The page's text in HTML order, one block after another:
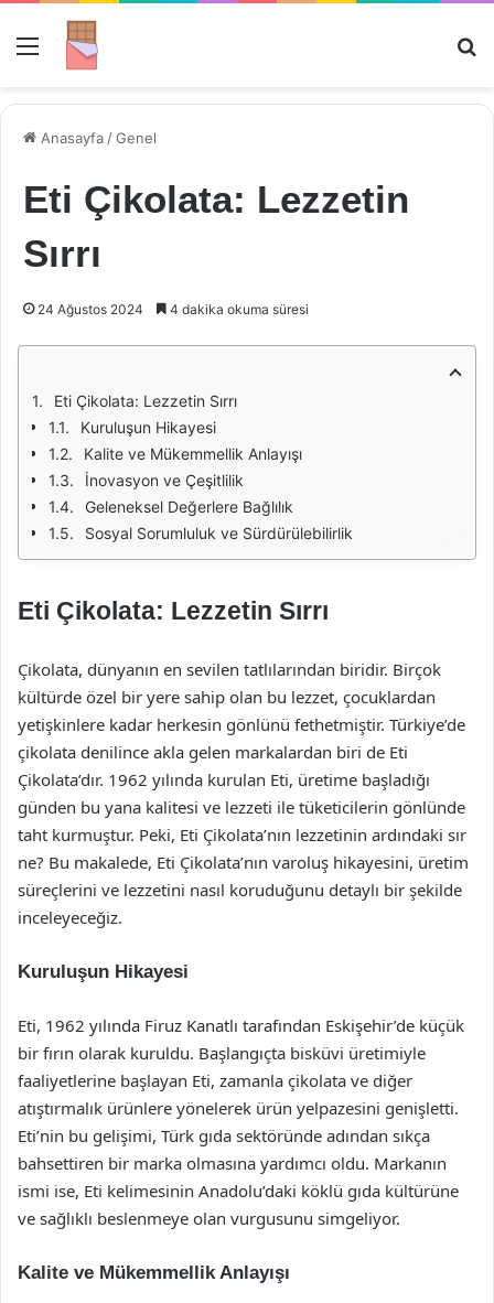
Menü
Anasayfa /Genel
Eti Çikolata: Lezzetin
Sırrı
24 Ağustos 2024 4 dakika okuma süresi
Eti Çikolata: Lezzetin Sırrı
Kuruluşun Hikayesi
Kalite ve Mükemmellik Anlayışı
İnovasyon ve Çeşitlilik
Geleneksel Değerlere Bağlılık
Sosyal Sorumluluk ve Sürdürülebilirlik
Eti Çikolata: Lezzetin Sırrı
Çikolata, dünyanın en sevilen tatlılarından biridir. Birçok
kültürde özel bir yere sahip olan bu lezzet, çocuklardan
yetişkinlere kadar herkesin gönlünü fethetmiştir. Türkiye’de
çikolata denilince akla gelen markalardan biri de Eti
Çikolata’dır. 1962 yılında kurulan Eti, üretime başladığı
günden bu yana kalitesi ve lezzeti ile tüketicilerin gönlünde
taht kurmuştur. Peki, Eti Çikolata’nın lezzetinin ardındaki sır
ne? Bu makalede, Eti Çikolata’nın varoluş hikayesini, üretim
süreçlerini ve lezzetini nasıl koruduğunu detaylı bir şekilde
inceleyeceğiz.
Kuruluşun Hikayesi
Eti, 1962 yılında Firuz Kanatlı tarafından Eskişehir’de küçük
bir fırın olarak kuruldu. Başlangıçta bisküvi üretimiyle
faaliyetlerine başlayan Eti, zamanla çikolata ve diğer
atıştırmalık ürünlere yönelerek ürün yelpazesini genişletti.
Eti’nin bu gelişimi, Türk gıda sektöründe adından sıkça
bahsettiren bir marka olmasına yardımcı oldu. Markanın
ismi ise, Eti kelimesinin Anadolu’daki köklü gıda kültürüne
ve sağlıklı beslenmeye olan vurgusunu simgeliyor.
Kalite ve Mükemmellik Anlayışı